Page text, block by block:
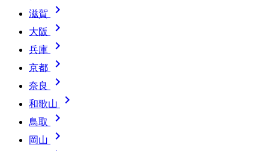
滋賀 
大阪 
兵庫 
京都 
奈良 
和歌山 
鳥取 
岡山 